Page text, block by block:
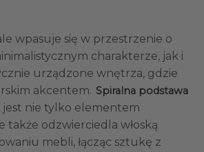
wpasuje się w przestrzenie o
charakterze, jak i
urządzone wnętrza, gdzie
akcentem. Spiralna podstawa
jest nie tylko elementem
także odzwierciedla włoską
mebli, łącząc sztukę z